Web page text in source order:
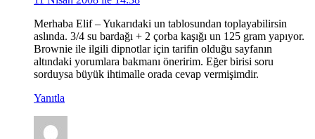
Merhaba Elif – Yukarıdaki un tablosundan toplayabilirsin
aslında. 3/4 su bardağı + 2 çorba kaşığı un 125 gram yapıyor.
Brownie ile ilgili dipnotlar için tarifin olduğu sayfanın
altındaki yorumlara bakmanı öneririm. Eğer birisi soru
sorduysa büyük ihtimalle orada cevap vermişimdir.
Yanıtla